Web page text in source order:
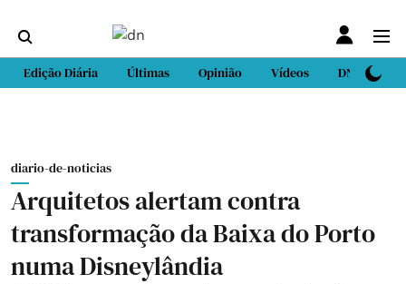
Edição Diária Últimas Opinião Vídeos DN Sport
diario-de-noticias
Arquitetos alertam contra
transformação da Baixa do Porto
numa Disneylândia